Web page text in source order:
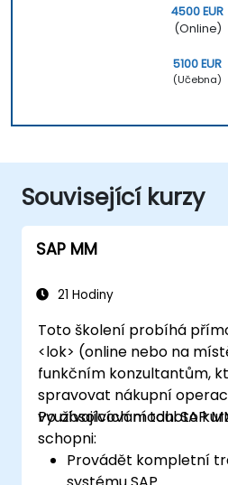
4500 EUR
(Online)
5100 EUR
(Učebna)
Související kurzy
SAP MM
21 Hodiny
Toto školení probíhá
<lok> (online nebo na
funkčním konzultantům,
spravovat nákupní
využívajících modul SAP
Po absolvování tohoto
schopni:
Provádět kompletní